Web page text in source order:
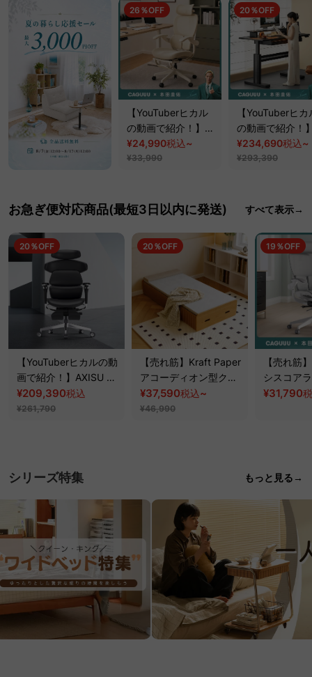
26％OFF
【YouTuberヒカル
の動画で紹介！】
AXISU アクシスエ
アリーライトオフィ
¥24,990税込~
¥33,990
20％OFF
【YouTuberヒカ
の動画で紹介！
Woody Aura 電
降デスク【組立
材】
¥234,690税込~
¥293,390
お急ぎ便対応商品(最短3日以内に発送) すべて表示→
20％OFF
【YouTuberヒカルの動
画で紹介！】AXISU ア
クシスロイヤルレザー
オフィスチェア
¥209,390税込
¥261,790
20％OFF
【売れ筋】Kraft Paper
アコーディオン型クラ
フトベッド
¥37,590税込~
¥46,990
19％OFF
【売れ筋
シスコア
スチェア
¥31,790
シリーズ特集 もっと見る→